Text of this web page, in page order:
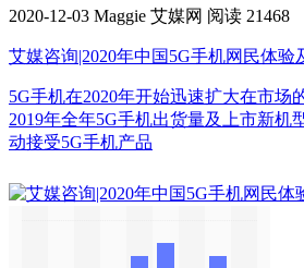
2020-12-03 Maggie 艾媒网 阅读 21468
艾媒咨询|2020年中国5G手机网民体验
5G手机在2020年开始迅速扩大在市场
2019年全年5G手机出货量及上市新
动接受5G手机产品